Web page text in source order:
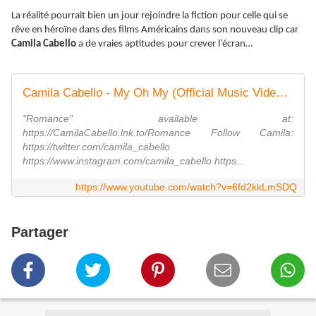
La réalité pourrait bien un jour rejoindre la fiction pour celle qui se
rêve en héroïne dans des films Américains dans son nouveau clip car
Camila Cabello a de vraies aptitudes pour crever l’écran…
Camila Cabello - My Oh My (Official Music Video) ft. DaBaby
"Romance" available at:
https://CamilaCabello.lnk.to/Romance Follow Camila:
https://twitter.com/camila_cabello
https://www.instagram.com/camila_cabello https...
https://www.youtube.com/watch?v=6fd2kkLmSDQ
Partager